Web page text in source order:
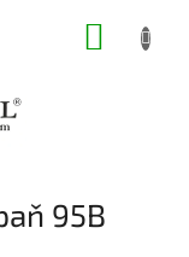
95B